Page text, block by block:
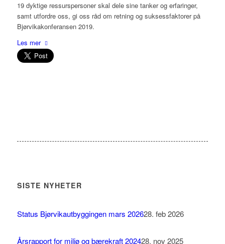
19 dyktige ressurspersoner skal dele sine tanker og erfaringer,
samt utfordre oss, gi oss råd om retning og suksessfaktorer på
Bjørvikakonferansen 2019.
Les mer
SISTE NYHETER
Status Bjørvikautbyggingen mars 202628. feb 2026
Årsrapport for miljø og bærekraft 202428. nov 2025